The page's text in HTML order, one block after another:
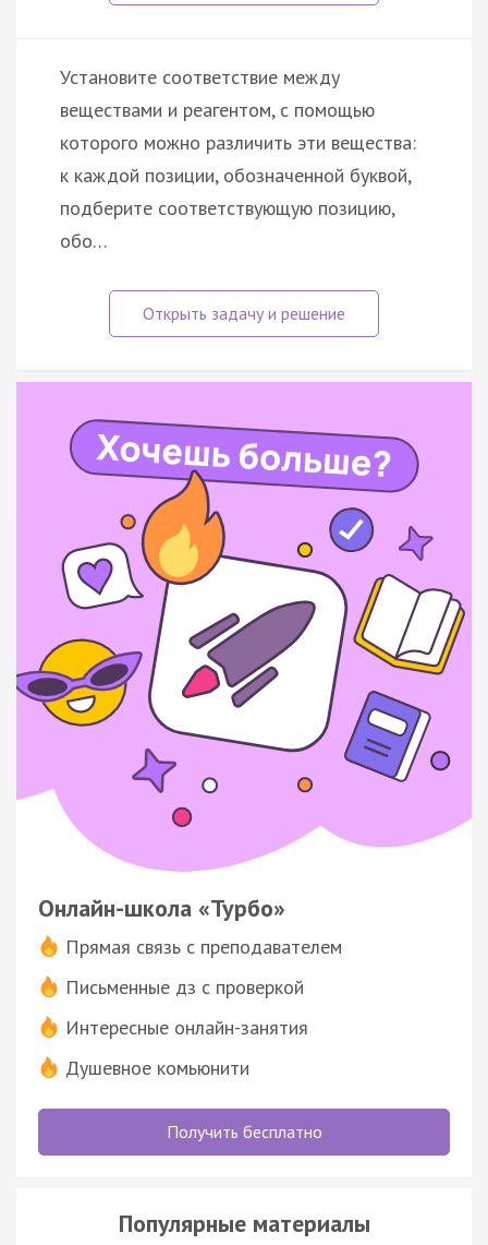
Установите соответствие между
веществами и реагентом, c помощью
которого можно различить эти вещества:
к каждой позиции, обозначенной буквой,
подберите соответствующую позицию,
обо…
Онлайн-школа «Турбо»
Прямая связь с преподавателем
Письменные дз с проверкой
Интересные онлайн-занятия
Душевное комьюнити
Получить бесплатно
Популярные материалы